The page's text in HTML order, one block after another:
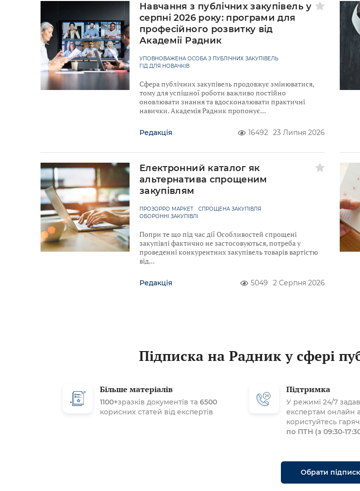
Навчання з публічних закупівель у
серпні 2026 року: програми для
професійного розвитку від
Академії Радник
УПОВНОВАЖЕНА ОСОБА З ПУБЛІЧНИХ ЗАКУПІВЕЛЬ
ГІД ДЛЯ НОВАЧКІВ
Сфера публічних закупівель продовжує змінюватися,
тому для успішної роботи важливо постійно
оновлювати знання та вдосконалювати практичні
навички. Академія Радник пропонує
Редакція 16492 23 Липня 2026
Електронний каталог як
альтернатива спрощеним
закупівлям
ПРОЗОРРО МАРКЕТ
СПРОЩЕНА ЗАКУПІВЛЯ
ОБОРОННІ ЗАКУПІВЛІ
Попри те що під час дії Особливостей спрощені
закупівлі фактично не застосовуються, потреба у
проведенні конкурентних закупівель товарів вартістю
від
Редакція 5049 2 Серпня 2026
Підписка на Радник у сфері
Більше матеріалів
1100+зразків документів та 6500
корисних статей від експертів
Підтримка
У режимі 24/7
експертам онлайн
користуйтесь
по ПТН (з 09:30-
Обрати